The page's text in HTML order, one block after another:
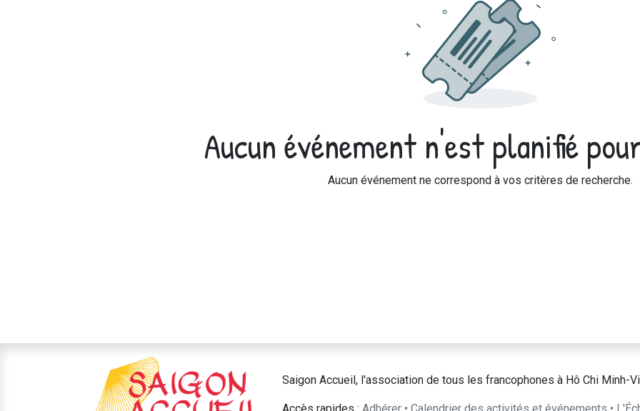
Aucun événement n'est planifié
Aucun événement ne correspond à vos critères de recherche.
Saigon Accueil, l'association de tous les francophones à Hô Chi Minh-